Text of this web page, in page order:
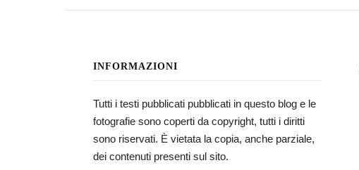
INFORMAZIONI
Tutti i testi pubblicati pubblicati in questo blog e le
fotografie sono coperti da copyright, tutti i diritti
sono riservati. È vietata la copia, anche parziale,
dei contenuti presenti sul sito.